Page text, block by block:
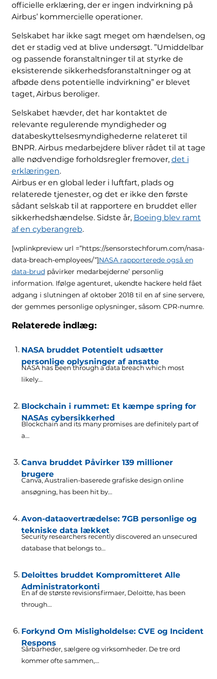
officielle erklæring, der er ingen indvirkning på
Airbus’ kommercielle operationer.
Selskabet har ikke sagt meget om hændelsen, og
det er stadig ved at blive undersøgt. ”Umiddelbar
og passende foranstaltninger til at styrke de
eksisterende sikkerhedsforanstaltninger og at
afbøde dens potentielle indvirkning” er blevet
taget, Airbus beroliger.
Selskabet hævder, det har kontaktet de
relevante regulerende myndigheder og
databeskyttelsesmyndighederne relateret til
BNPR. Airbus medarbejdere bliver rådet til at tage
alle nødvendige forholdsregler fremover, det i
erklæringen.
Airbus er en global leder i luftfart, plads og
relaterede tjenester, og det er ikke den første
sådant selskab til at rapportere en bruddet eller
sikkerhedshændelse. Sidste år, Boeing blev ramt
af en cyberangreb.
[wplinkpreview url =”https://sensorstechforum.com/nasa-
data-breach-employees/”]NASA rapporterede også en
data-brudpåvirker medarbejderne’ personlig
information. Ifølge agenturet, ukendte hackere held fået
adgang i slutningen af ​​oktober 2018 til en af ​​sine servere,
der gemmes personlige oplysninger, såsom CPR-numre.
Relaterede indlæg:
NASA bruddet Potentielt udsætter
personlige oplysninger af ansatte
NASA has been through a data breach which most
likely...
Blockchain i rummet: Et kæmpe spring for
NASAs cybersikkerhed
Blockchain and its many promises are definitely part of
a...
Canva bruddet Påvirker 139 millioner
brugere
Canva, Australien-baserede grafiske design online
ansøgning, has been hit by...
Avon-dataovertrædelse: 7GB personlige og
tekniske data lækket
Security researchers recently discovered an unsecured
database that belongs to...
Deloittes bruddet Kompromitteret Alle
Administratorkonti
En af de største revisionsfirmaer, Deloitte, has been
through...
Forkynd Om Misligholdelse: CVE og Incident
Respons
Sårbarheder, sælgere og virksomheder. De tre ord
kommer ofte sammen,...